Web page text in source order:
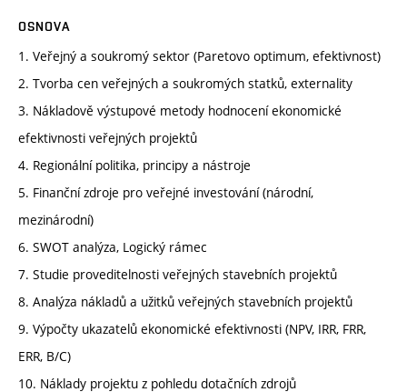
OSNOVA
1. Veřejný a soukromý sektor (Paretovo optimum, efektivnost)
2. Tvorba cen veřejných a soukromých statků, externality
3. Nákladově výstupové metody hodnocení ekonomické
efektivnosti veřejných projektů
4. Regionální politika, principy a nástroje
5. Finanční zdroje pro veřejné investování (národní,
mezinárodní)
6. SWOT analýza, Logický rámec
7. Studie proveditelnosti veřejných stavebních projektů
8. Analýza nákladů a užitků veřejných stavebních projektů
9. Výpočty ukazatelů ekonomické efektivnosti (NPV, IRR, FRR,
ERR, B/C)
10. Náklady projektu z pohledu dotačních zdrojů